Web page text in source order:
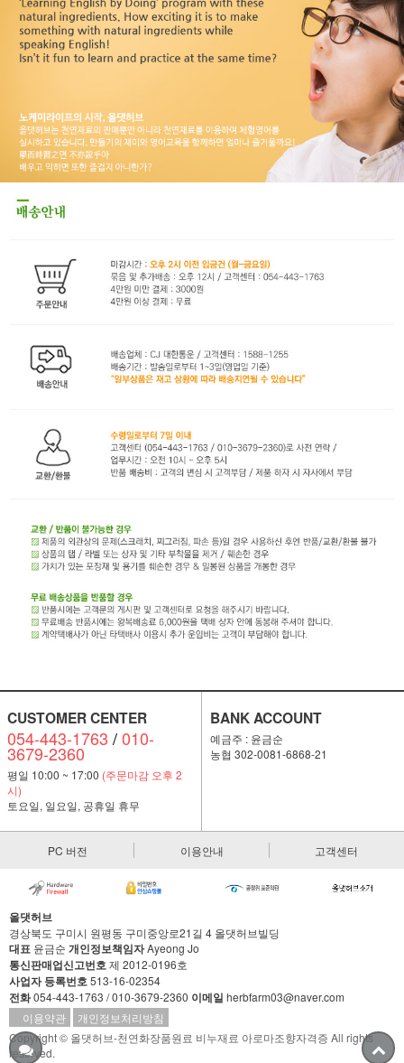
CUSTOMER CENTER
054-443-1763 /010-
3679-2360
평일 10:00 ~ 17:00 (주문마감 오후 2
시)
토요일, 일요일, 공휴일 휴무
BANK ACCOUNT
예금주 : 윤금순
농협 302-0081-6868-21
PC 버전 이용안내 고객센터
올댓허브
경상북도 구미시 원평동 구미중앙로21길 4 올댓허브빌딩
대표 윤금순 개인정보책임자Ayeong Jo
통신판매업신고번호 제 2012-0196호
사업자 등록번호 513-16-02354
전화054-443-1763 / 010-3679-2360 이메일 herbfarm03@naver.com
이용약관
개인정보처리방침
Copyright © 올댓허브-천연화장품원료 비누재료 아로마조향자격증 All rights
reserved.